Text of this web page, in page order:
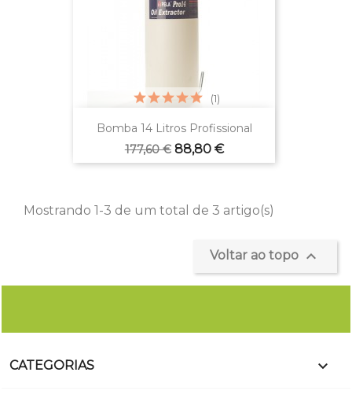
Bomba 14 Litros Profissional
Preço
normal
177,60 € Preço
88,80 €
(1)
Mostrando 1-3 de um total de 3 artigo(s)
Voltar ao topo 
CATEGORIAS 